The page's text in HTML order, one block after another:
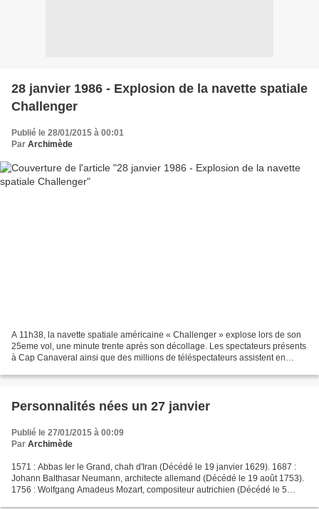
28 janvier 1986 - Explosion de la navette spatiale
Challenger
Publié le 28/01/2015 à 00:01
Par Archimède
A 11h38, la navette spatiale américaine « Challenger » explose lors de son
25eme vol, une minute trente après son décollage. Les spectateurs présents
à Cap Canaveral ainsi que des millions de téléspectateurs assistent en
Personnalités nées un 27 janvier
Publié le 27/01/2015 à 00:09
Par Archimède
1571 : Abbas Ier le Grand, chah d'Iran (Décédé le 19 janvier 1629). 1687 :
Johann Balthasar Neumann, architecte allemand (Décédé le 19 août 1753).
1756 : Wolfgang Amadeus Mozart, compositeur autrichien (Décédé le 5